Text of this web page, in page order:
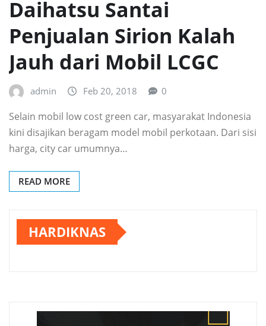
Daihatsu Santai
Penjualan Sirion Kalah
Jauh dari Mobil LCGC
admin Feb 20, 2018 0
Selain mobil low cost green car, masyarakat Indonesia
kini disajikan beragam model mobil perkotaan. Dari sisi
harga, city car umumnya…
READ MORE
HARDIKNAS